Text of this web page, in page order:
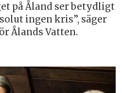
på Åland ser betydligt
ingen kris”, säger
Ålands Vatten.